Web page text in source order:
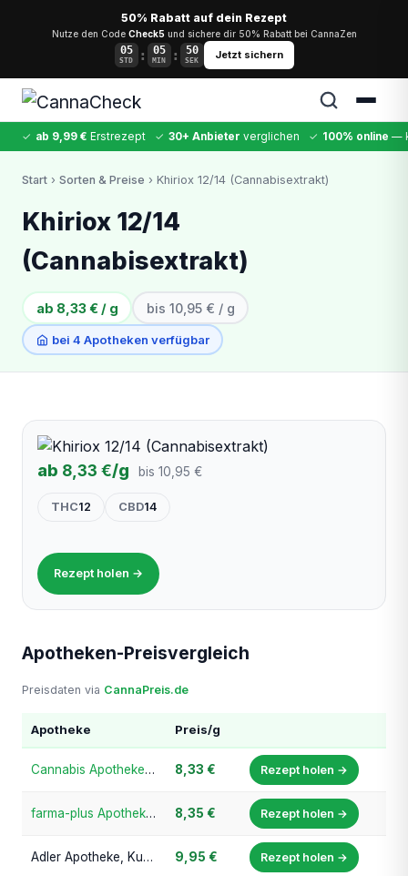
50% Rabatt auf dein Rezept
Nutze den Code Check5und sichere dir 50% Rabatt bei CannaZen
05
STD : 05
MIN : 50
SEK Jetzt sichern
✓ ab 9,99 € Erstrezept ✓ 30+ Anbieter verglichen ✓ 100% online —
Cannabis MDMA Kokain
Start › Sorten & Preise › Khiriox 12/14 (Cannabisextrakt)
Khiriox 12/14
(Cannabisextrakt)
ab 8,33 € / g bis 10,95 € / g
bei 4 Apotheken verfügbar
ab 8,33 €/g bis 10,95 €
THC12 CBD14
Rezept holen →
Apotheken-Preisvergleich
Preisdaten via CannaPreis.de
Apotheke Preis/g
Cannabis Apotheke Bayern 8,33 € Rezept holen →
farma-plus Apotheke am Rathaus Herten 8,35 € Rezept holen →
Adler Apotheke, Kuppenheim 9,95 € Rezept holen →